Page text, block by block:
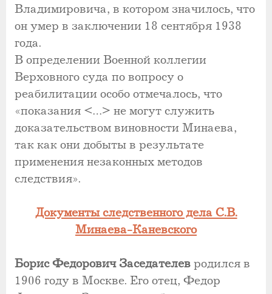
Владимировича, в котором значилось, что
он умер в заключении 18 сентября 1938
года.
В определении Военной коллегии
Верховного суда по вопросу о
реабилитации особо отмечалось, что
«показания <…> не могут служить
доказательством виновности Минаева,
так как они добыты в результате
применения незаконных методов
следствия».
Документы следственного дела С.В.
Минаева-Каневского
Борис Федорович Заседателев родился в
1906 году в Москве. Его отец, Федор